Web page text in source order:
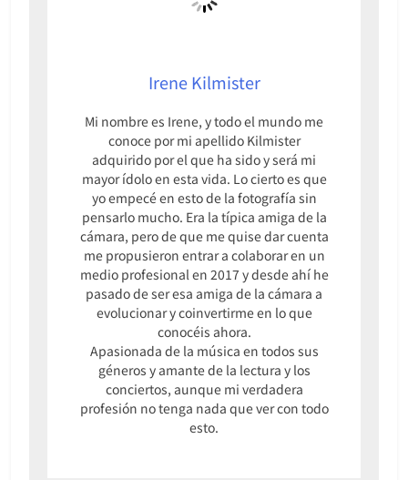
Irene Kilmister
Mi nombre es Irene, y todo el mundo me
conoce por mi apellido Kilmister
adquirido por el que ha sido y será mi
mayor ídolo en esta vida. Lo cierto es que
yo empecé en esto de la fotografía sin
pensarlo mucho. Era la típica amiga de la
cámara, pero de que me quise dar cuenta
me propusieron entrar a colaborar en un
medio profesional en 2017 y desde ahí he
pasado de ser esa amiga de la cámara a
evolucionar y coinvertirme en lo que
conocéis ahora.
Apasionada de la música en todos sus
géneros y amante de la lectura y los
conciertos, aunque mi verdadera
profesión no tenga nada que ver con todo
esto.